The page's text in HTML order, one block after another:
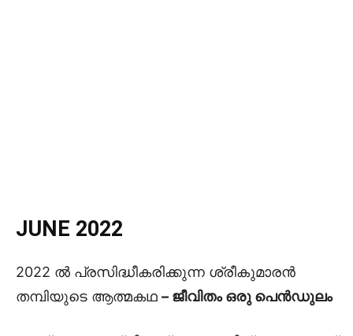
JUNE 2022
2022 ൽ പ്രസിദ്ധീകരിക്കുന്ന ശ്രീകുമാരൻ
തമ്പിയുടെ ആത്മകഥ – ജീവിതം ഒരു പെൻഡുലം